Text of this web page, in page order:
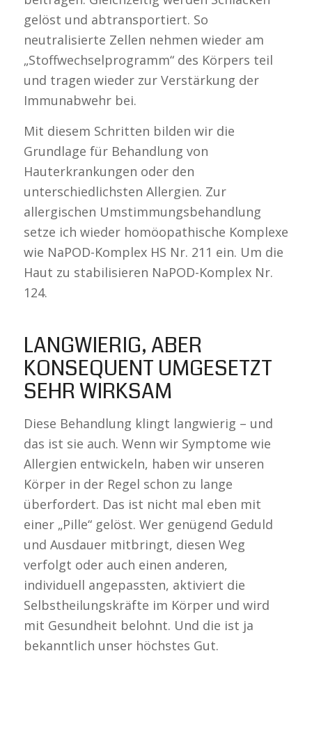
gelöst und abtransportiert. So
neutralisierte Zellen nehmen wieder am
„Stoffwechselprogramm“ des Körpers teil
und tragen wieder zur Verstärkung der
Immunabwehr bei.
Mit diesem Schritten bilden wir die
Grundlage für Behandlung von
Hauterkrankungen oder den
unterschiedlichsten Allergien. Zur
allergischen Umstimmungsbehandlung
setze ich wieder homöopathische Komplexe
wie NaPOD-Komplex HS Nr. 211 ein. Um die
Haut zu stabilisieren NaPOD-Komplex Nr.
124.
LANGWIERIG, ABER
KONSEQUENT UMGESETZT
SEHR WIRKSAM
Diese Behandlung klingt langwierig – und
das ist sie auch. Wenn wir Symptome wie
Allergien entwickeln, haben wir unseren
Körper in der Regel schon zu lange
überfordert. Das ist nicht mal eben mit
einer „Pille“ gelöst. Wer genügend Geduld
und Ausdauer mitbringt, diesen Weg
verfolgt oder auch einen anderen,
individuell angepassten, aktiviert die
Selbstheilungskräfte im Körper und wird
mit Gesundheit belohnt. Und die ist ja
bekanntlich unser höchstes Gut.